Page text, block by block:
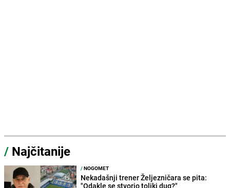
/ Najčitanije
/NOGOMET
Nekadašnji trener Željezničara se pita:
"Odakle se stvorio toliki dug?"